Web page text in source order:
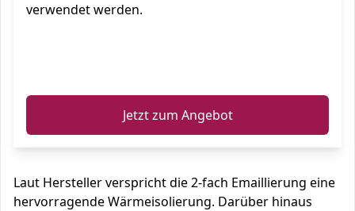
verwendet werden.
Jetzt zum Angebot
Laut Hersteller verspricht die 2-fach Emaillierung eine
hervorragende Wärmeisolierung. Darüber hinaus